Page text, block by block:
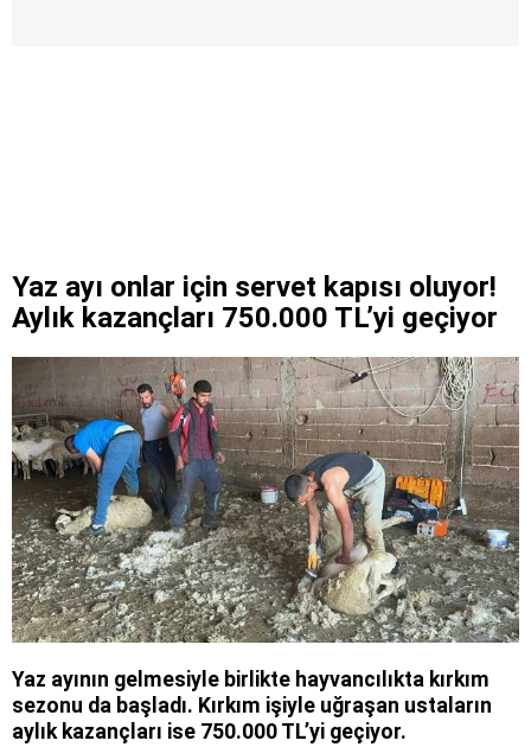
Yaz ayı onlar için servet kapısı oluyor!
Aylık kazançları 750.000 TL’yi geçiyor
Yaz ayının gelmesiyle birlikte hayvancılıkta kırkım
sezonu da başladı. Kırkım işiyle uğraşan ustaların
aylık kazançları ise 750.000 TL’yi geçiyor.